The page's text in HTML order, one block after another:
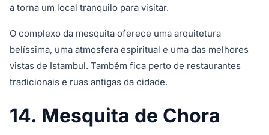
a torna um local tranquilo para visitar.
O complexo da mesquita oferece uma arquitetura
belíssima, uma atmosfera espiritual e uma das melhores
vistas de Istambul. Também fica perto de restaurantes
tradicionais e ruas antigas da cidade.
14. Mesquita de Chora